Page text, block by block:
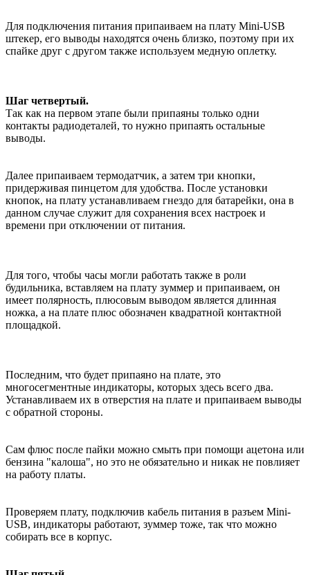
Для подключения питания припаиваем на плату Mini-USB
штекер, его выводы находятся очень близко, поэтому при их
спайке друг с другом также используем медную оплетку.
Шаг четвертый.
Так как на первом этапе были припаяны только одни
контакты радиодеталей, то нужно припаять остальные
выводы.
Далее припаиваем термодатчик, а затем три кнопки,
придерживая пинцетом для удобства. После установки
кнопок, на плату устанавливаем гнездо для батарейки, она в
данном случае служит для сохранения всех настроек и
времени при отключении от питания.
Для того, чтобы часы могли работать также в роли
будильника, вставляем на плату зуммер и припаиваем, он
имеет полярность, плюсовым выводом является длинная
ножка, а на плате плюс обозначен квадратной контактной
площадкой.
Последним, что будет припаяно на плате, это
многосегментные индикаторы, которых здесь всего два.
Устанавливаем их в отверстия на плате и припаиваем выводы
с обратной стороны.
Сам флюс после пайки можно смыть при помощи ацетона или
бензина "калоша", но это не обязательно и никак не повлияет
на работу платы.
Проверяем плату, подключив кабель питания в разъем Mini-
USB, индикаторы работают, зуммер тоже, так что можно
собирать все в корпус.